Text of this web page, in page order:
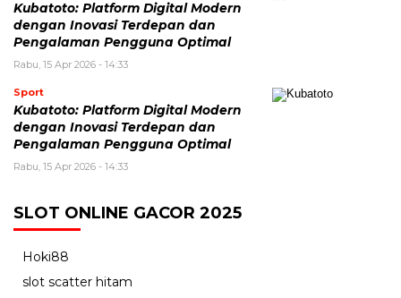
Kubatoto: Platform Digital Modern
dengan Inovasi Terdepan dan
Pengalaman Pengguna Optimal
Rabu, 15 Apr 2026 - 14:33
Sport
Kubatoto: Platform Digital Modern
dengan Inovasi Terdepan dan
Pengalaman Pengguna Optimal
Rabu, 15 Apr 2026 - 14:33
SLOT ONLINE GACOR 2025
Hoki88
slot scatter hitam